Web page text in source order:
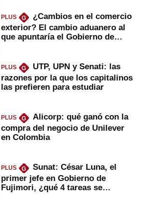
PLUS G
¿Cambios en el comercio
exterior? El cambio aduanero al
que apuntaría el Gobierno de
PLUS G
UTP, UPN y Senati: las
razones por la que los capitalinos
las prefieren para estudiar
PLUS G
Alicorp: qué ganó con la
compra del negocio de Unilever
en Colombia
PLUS G
Sunat: César Luna, el
primer jefe en Gobierno de
Fujimori, ¿qué 4 tareas se